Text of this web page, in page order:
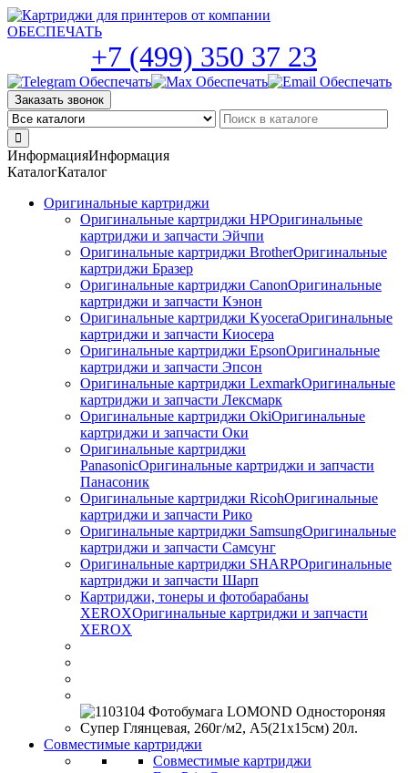
Skip
to
+7 (499) 350 37 23
Заказать звонок
ИнформацияИнформация
КаталогКаталог
Оригинальные картриджи
Оригинальные картриджи HPОригинальные
картриджи и запчасти Эйчпи
Оригинальные картриджи BrotherОригинальные
картриджи Бразер
Оригинальные картриджи CanonОригинальные
картриджи и запчасти Кэнон
Оригинальные картриджи KyoceraОригинальные
картриджи и запчасти Киосера
Оригинальные картриджи EpsonОригинальные
картриджи и запчасти Эпсон
Оригинальные картриджи LexmarkОригинальные
картриджи и запчасти Лексмарк
Оригинальные картриджи ОkiОригинальные
картриджи и запчасти Оки
Оригинальные картриджи
PanasonicОригинальные картриджи и запчасти
Панасоник
Оригинальные картриджи RicohОригинальные
картриджи и запчасти Рико
Оригинальные картриджи SamsungОригинальные
картриджи и запчасти Самсунг
Оригинальные картриджи SHARPОригинальные
картриджи и запчасти Шарп
Картриджи, тонеры и фотобарабаны
XEROXОригинальные картриджи и запчасти
XEROX
Совместимые картриджи
Совместимые картриджи